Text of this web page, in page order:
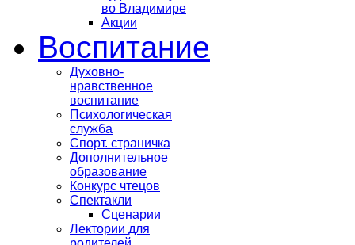
во Владимире
Акции
Воспитание
Духовно-
нравственное
воспитание
Психологическая
служба
Спорт. страничка
Дополнительное
образование
Конкурс чтецов
Спектакли
Сценарии
Лектории для